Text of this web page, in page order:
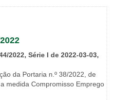
2022, Série I de 2022-03-03,
da Portaria n.º 38/2022, de
medida Compromisso Emprego